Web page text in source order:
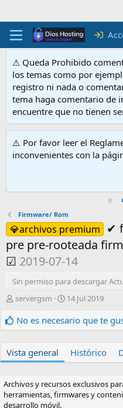
⚠ Queda Prohibido
los temas como por
registro ni nada o
tema haga comentario de
encuentre que no tienen
⚠️ Por favor leer el
inconvenientes con la
Firmware/ Rom
💎archivos premium
✔
pre pre-rooteada
☑ 2019-07-14
Sin permiso para descargar
A
t
o
servergsm
F
c
h
e
r
e
14 Jul 2019
No es necesario que te
Vista general Histórico
Archivos y recursos exclusivos
herramientas, firmwares y
desarrollo móvil.